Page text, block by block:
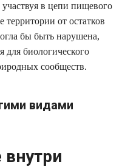
в цепи пищевого
территории от остатков
бы быть нарушена,
для биологического
сообществ.
видами